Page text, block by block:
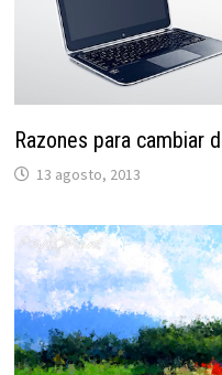
Razones para cambiar
13 agosto, 2013